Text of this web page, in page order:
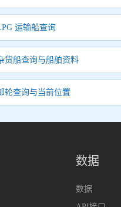
运输船查询
货船查询与船舶资料
轮查询与当前位置
数据
数据